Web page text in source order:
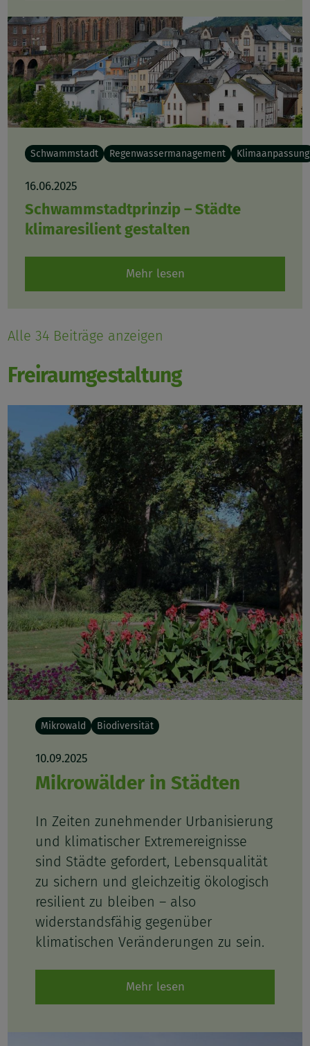
Schwammstadt Regenwassermanagement Klimaanpassung
16.06.2025
Schwammstadtprinzip – Städte
klimaresilient gestalten
Mehr lesen
Alle 34 Beiträge anzeigen
Freiraumgestaltung
Mikrowald Biodiversität
10.09.2025
Mikrowälder in Städten
In Zeiten zunehmender Urbanisierung
und klimatischer Extremereignisse
sind Städte gefordert, Lebensqualität
zu sichern und gleichzeitig ökologisch
resilient zu bleiben – also
widerstandsfähig gegenüber
klimatischen Veränderungen zu sein.
Mehr lesen